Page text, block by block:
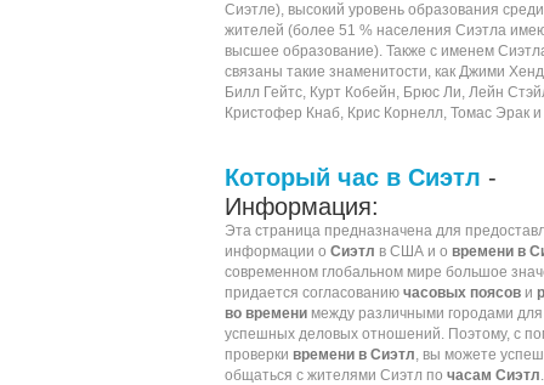
Сиэтле), высокий уровень образования среди
жителей (более 51 % населения Сиэтла
высшее образование). Также с именем
связаны такие знаменитости, как Джими
Билл Гейтс, Курт Кобейн, Брюс Ли, Лейн
Кристофер Кнаб, Крис Корнелл, Томас Эрак
Который час в Сиэтл -
Информация:
Эта страница предназначена для
информации о Сиэтл в США и о времени в
современном глобальном мире большое
придается согласованию часовых поясов и
во времени между различными городами для
успешных деловых отношений. Поэтому, с
проверки времени в Сиэтл, вы можете
общаться с жителями Сиэтл по часам Сиэтл